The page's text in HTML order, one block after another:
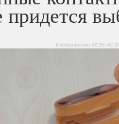
Изображение: CC BY-NC-